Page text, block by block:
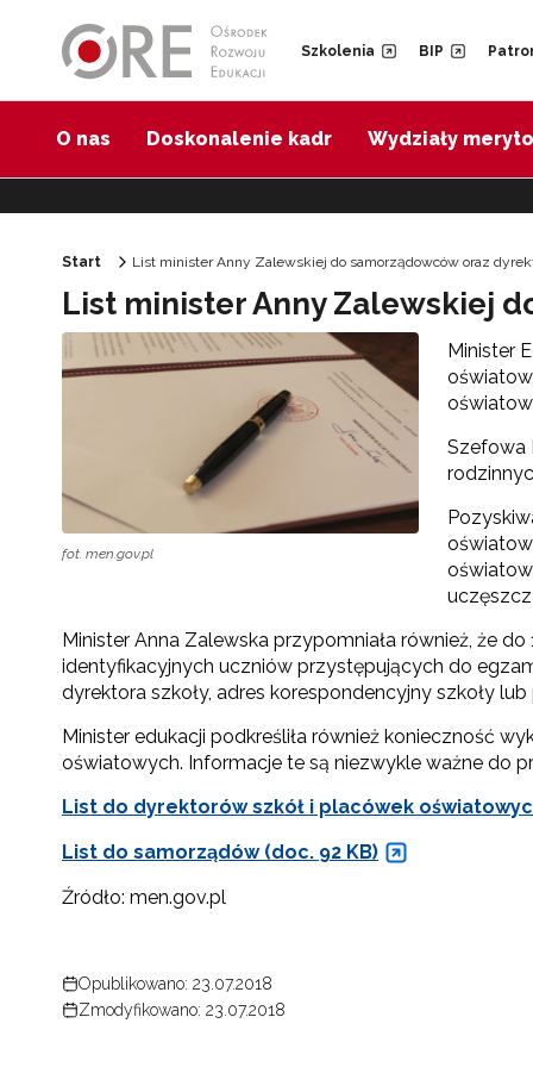
Szkolenia BIP
O nas Doskonalenie kadr Wydziały
Start List minister Anny Zalewskiej do samorządowców oraz
List minister Anny Zalewskiej
fot. men.gov.pl
Minister
Szefowa
Minister Anna Zalewska przypomniała również, że
identyfikacyjnych uczniów przystępujących do
dyrektora szkoły, adres korespondencyjny szkoły
Minister edukacji podkreśliła również konieczność
oświatowych. Informacje te są niezwykle ważne do
List do dyrektorów szkół i placówek
List do samorządów (doc. 92 KB)
Źródło: men.gov.pl
Opublikowano: 23.07.2018
Zmodyfikowano: 23.07.2018